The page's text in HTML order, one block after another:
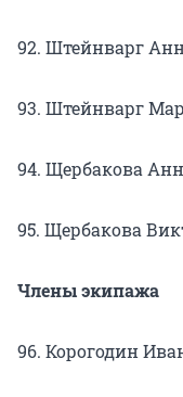
92. Штейнварг
93. Штейнварг
94. Щербакова
95. Щербакова
Члены экипажа
96. Корогодин